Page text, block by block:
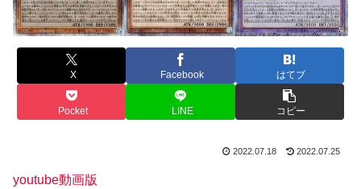
X Facebook はてブ
Pocket LINE コピー
2022.07.18 2022.07.25
youtube動画版